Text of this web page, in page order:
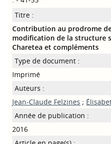
Titre :
Contribution au prodrome
modification de la structure
Charetea et compléments
Type de document :
Imprimé
Auteurs :
Jean-Claude Felzines ;
Année de publication :
2016